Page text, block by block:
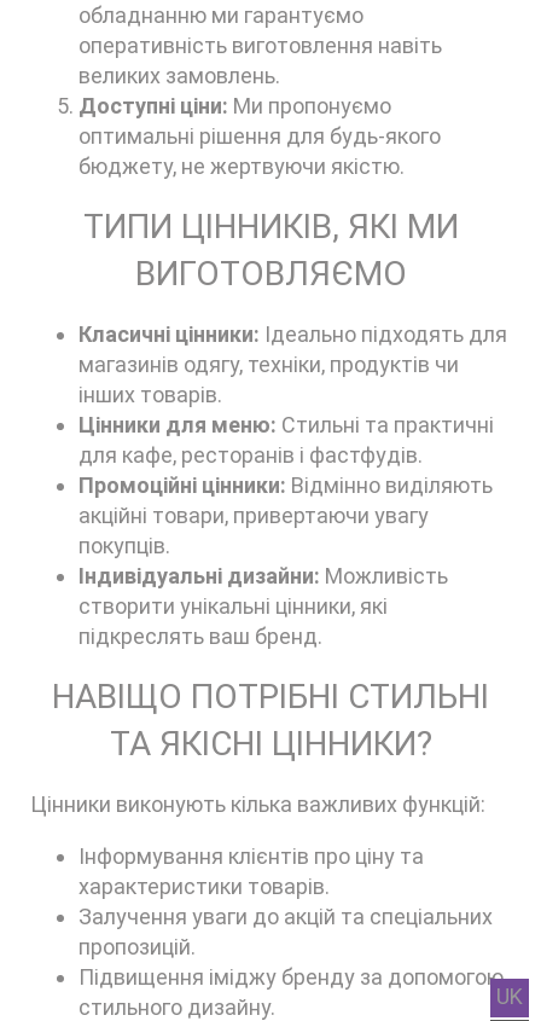
UK
обладнанню ми гарантуємо
оперативність виготовлення навіть
великих замовлень.
Доступні ціни: Ми пропонуємо
оптимальні рішення для будь-якого
бюджету, не жертвуючи якістю.
ТИПИ ЦІННИКІВ, ЯКІ МИ
ВИГОТОВЛЯЄМО
Класичні цінники: Ідеально підходять для
магазинів одягу, техніки, продуктів чи
інших товарів.
Цінники для меню: Стильні та практичні
для кафе, ресторанів і фастфудів.
Промоційні цінники: Відмінно виділяють
акційні товари, привертаючи увагу
покупців.
Індивідуальні дизайни: Можливість
створити унікальні цінники, які
підкреслять ваш бренд.
НАВІЩО ПОТРІБНІ СТИЛЬНІ
ТА ЯКІСНІ ЦІННИКИ?
Цінники виконують кілька важливих функцій:
Інформування клієнтів про ціну та
характеристики товарів.
Залучення уваги до акцій та спеціальних
пропозицій.
Підвищення іміджу бренду за допомогою
стильного дизайну.